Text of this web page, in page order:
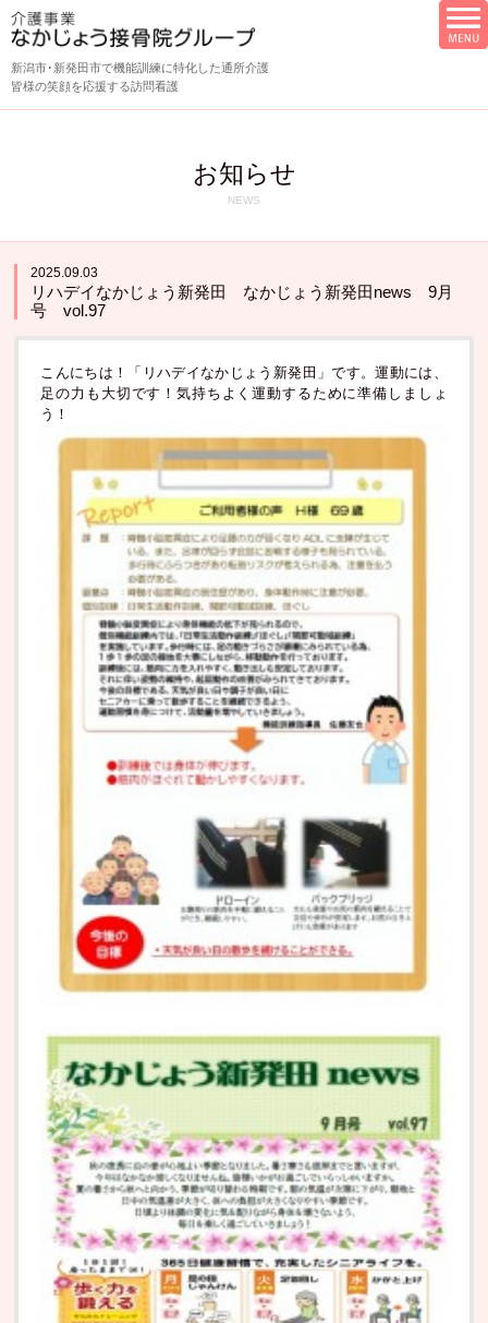
新潟市･新発田市で機能訓練に特化した通所介護
皆様の笑顔を応援する訪問看護
お知らせ
NEWS
2025.09.03
リハデイなかじょう新発田 なかじょう新発田news 9月
号 vol.97
こんにちは！「リハデイなかじょう新発田」です。運動には、
足の力も大切です！気持ちよく運動するために準備しましょ
う！